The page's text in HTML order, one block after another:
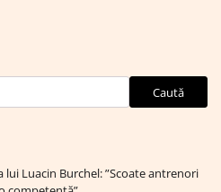
Caută
lui Luacin Burchel: ”Scoate antrenori